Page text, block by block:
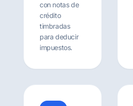
con notas de
crédito
timbradas
para deducir
impuestos.